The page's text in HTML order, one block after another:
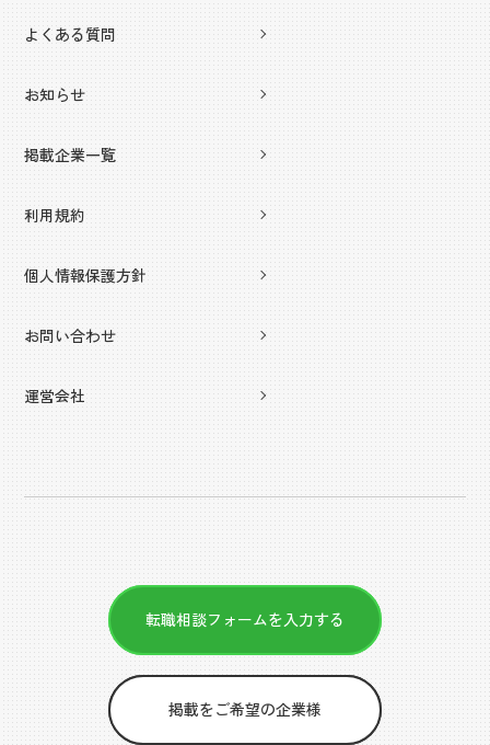
よくある質問
お知らせ
掲載企業一覧
利用規約
個人情報保護方針
お問い合わせ
運営会社
転職相談フォームを入力する
掲載をご希望の企業様